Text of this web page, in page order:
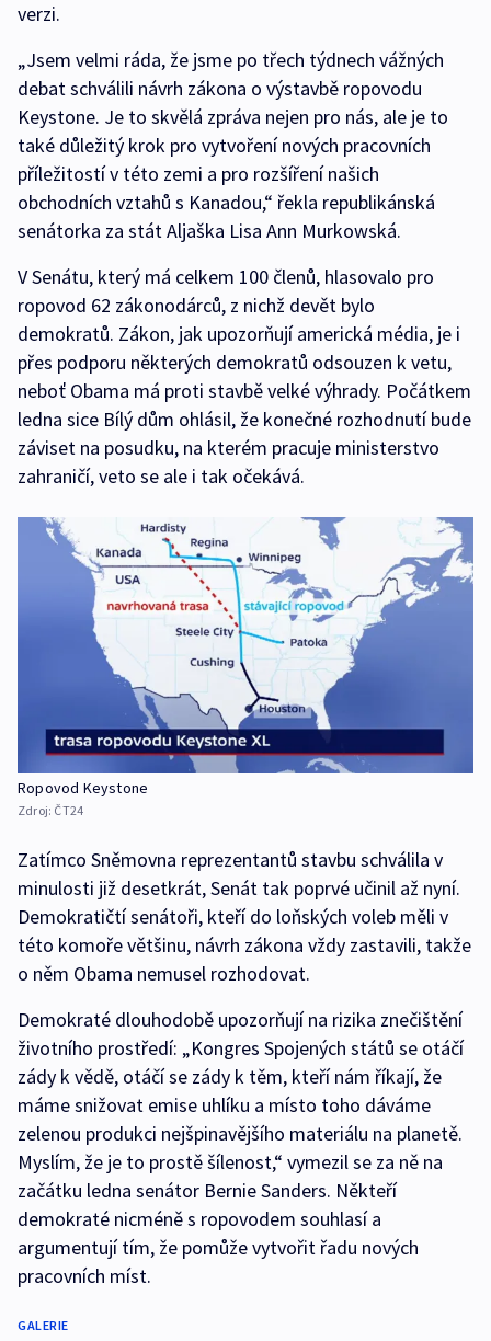
verzi.
„Jsem velmi ráda, že jsme po třech týdnech vážných
debat schválili návrh zákona o výstavbě ropovodu
Keystone. Je to skvělá zpráva nejen pro nás, ale je to
také důležitý krok pro vytvoření nových pracovních
příležitostí v této zemi a pro rozšíření našich
obchodních vztahů s Kanadou,“ řekla republikánská
senátorka za stát Aljaška Lisa Ann Murkowská.
V Senátu, který má celkem 100 členů, hlasovalo pro
ropovod 62 zákonodárců, z nichž devět bylo
demokratů. Zákon, jak upozorňují americká média, je i
přes podporu některých demokratů odsouzen k vetu,
neboť Obama má proti stavbě velké výhrady. Počátkem
ledna sice Bílý dům ohlásil, že konečné rozhodnutí bude
záviset na posudku, na kterém pracuje ministerstvo
zahraničí, veto se ale i tak očekává.
Ropovod Keystone
Zdroj: ČT24
Zatímco Sněmovna reprezentantů stavbu schválila v
minulosti již desetkrát, Senát tak poprvé učinil až nyní.
Demokratičtí senátoři, kteří do loňských voleb měli v
této komoře většinu, návrh zákona vždy zastavili, takže
o něm Obama nemusel rozhodovat.
Demokraté dlouhodobě upozorňují na rizika znečištění
životního prostředí: „Kongres Spojených států se otáčí
zády k vědě, otáčí se zády k těm, kteří nám říkají, že
máme snižovat emise uhlíku a místo toho dáváme
zelenou produkci nejšpinavějšího materiálu na planetě.
Myslím, že je to prostě šílenost,“ vymezil se za ně na
začátku ledna senátor Bernie Sanders. Někteří
demokraté nicméně s ropovodem souhlasí a
argumentují tím, že pomůže vytvořit řadu nových
pracovních míst.
GALERIE